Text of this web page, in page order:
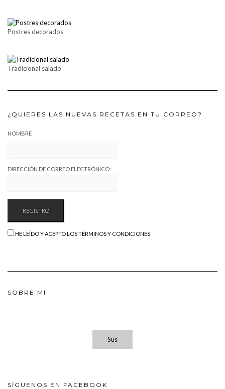
Postres decorados
Tradicional salado
¿QUIERES LAS NUEVAS RECETAS EN TU CORREO?
NOMBRE
DIRECCIÓN DE CORREO ELECTRÓNICO:
HE LEÍDO Y ACEPTO LOS TÉRMINOS Y CONDICIONES
SOBRE MÍ
Sus
SÍGUENOS EN FACEBOOK